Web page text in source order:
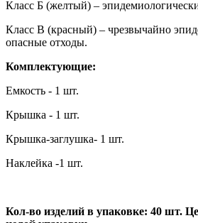
Класс Б (желтый) –
Класс В (красный) – чрезвычайно
опасные отходы.
Комплектующие:
Емкость - 1 шт.
Крышка - 1 шт.
Крышка-заглушка- 1 шт.
Наклейка -1 шт.
Кол-во изделий в упаковке: 40 шт.